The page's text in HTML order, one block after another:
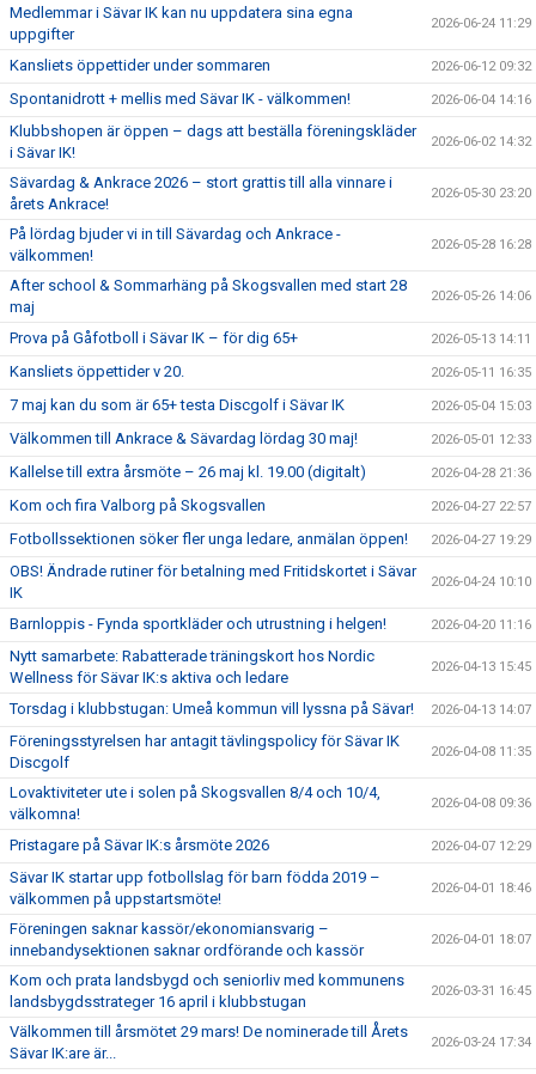
Medlemmar i Sävar IK kan nu uppdatera sina egna
uppgifter
2026-06-24 11:29
Kansliets öppettider under sommaren 2026-06-12 09:32
Spontanidrott + mellis med Sävar IK - välkommen! 2026-06-04 14:16
Klubbshopen är öppen – dags att beställa föreningskläder
i Sävar IK!
2026-06-02 14:32
Sävardag & Ankrace 2026 – stort grattis till alla vinnare i
årets Ankrace!
2026-05-30 23:20
På lördag bjuder vi in till Sävardag och Ankrace -
välkommen!
2026-05-28 16:28
After school & Sommarhäng på Skogsvallen med start 28
maj
2026-05-26 14:06
Prova på Gåfotboll i Sävar IK – för dig 65+ 2026-05-13 14:11
Kansliets öppettider v 20. 2026-05-11 16:35
7 maj kan du som är 65+ testa Discgolf i Sävar IK 2026-05-04 15:03
Välkommen till Ankrace & Sävardag lördag 30 maj! 2026-05-01 12:33
Kallelse till extra årsmöte – 26 maj kl. 19.00 (digitalt) 2026-04-28 21:36
Kom och fira Valborg på Skogsvallen 2026-04-27 22:57
Fotbollssektionen söker fler unga ledare, anmälan öppen! 2026-04-27 19:29
OBS! Ändrade rutiner för betalning med Fritidskortet i Sävar
IK
2026-04-24 10:10
Barnloppis - Fynda sportkläder och utrustning i helgen! 2026-04-20 11:16
Nytt samarbete: Rabatterade träningskort hos Nordic
Wellness för Sävar IK:s aktiva och ledare
2026-04-13 15:45
Torsdag i klubbstugan: Umeå kommun vill lyssna på Sävar! 2026-04-13 14:07
Föreningsstyrelsen har antagit tävlingspolicy för Sävar IK
Discgolf
2026-04-08 11:35
Lovaktiviteter ute i solen på Skogsvallen 8/4 och 10/4,
välkomna!
2026-04-08 09:36
Pristagare på Sävar IK:s årsmöte 2026 2026-04-07 12:29
Sävar IK startar upp fotbollslag för barn födda 2019 –
välkommen på uppstartsmöte!
2026-04-01 18:46
Föreningen saknar kassör/ekonomiansvarig –
innebandysektionen saknar ordförande och kassör
2026-04-01 18:07
Kom och prata landsbygd och seniorliv med kommunens
landsbygdsstrateger 16 april i klubbstugan
2026-03-31 16:45
Välkommen till årsmötet 29 mars! De nominerade till Årets
Sävar IK:are är...
2026-03-24 17:34